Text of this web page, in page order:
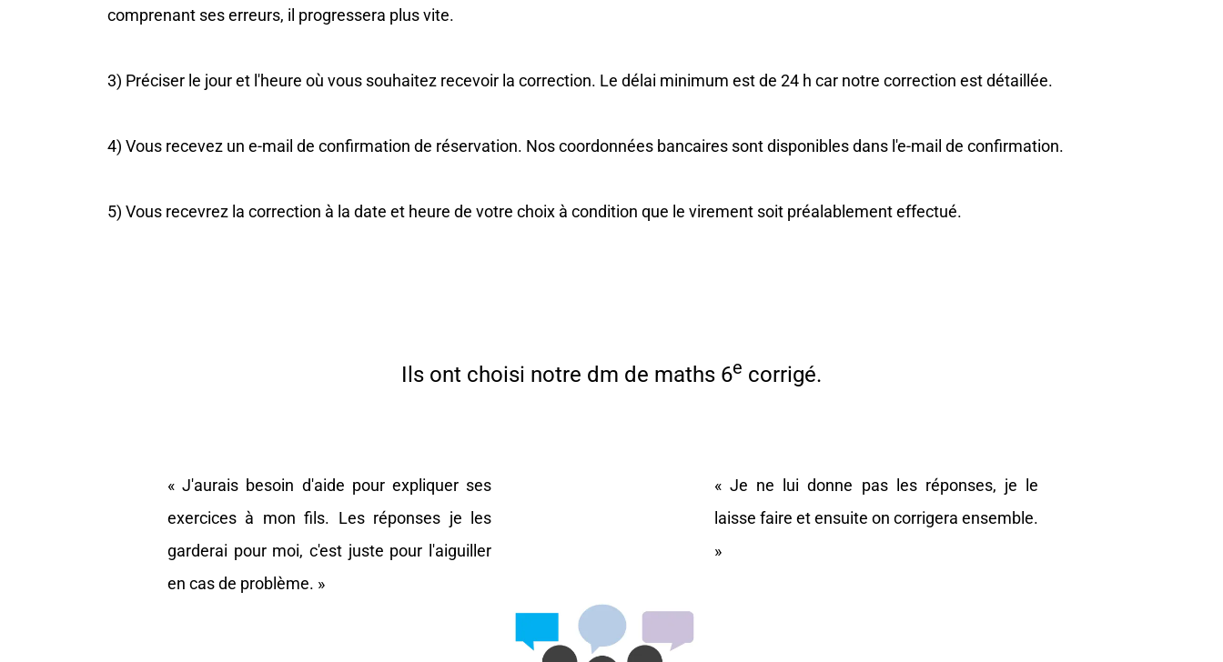
comprenant ses erreurs, il progressera plus vite.
3) Préciser le jour et l'heure où vous souhaitez recevoir la correction. Le délai minimum est de 24 h car notre correction est détaillée.
4) Vous recevez un e-mail de confirmation de réservation. Nos coordonnées bancaires sont disponibles dans l'e-mail de confirmation.
5) Vous recevrez la correction à la date et heure de votre choix à condition que le virement soit préalablement effectué.
Ils ont choisi notre dm de maths 6e corrigé.
« J'aurais besoin d'aide pour expliquer ses
exercices à mon fils. Les réponses je les
garderai pour moi, c'est juste pour l'aiguiller
en cas de problème. »
« Je ne lui donne pas les réponses, je le
laisse faire et ensuite on corrigera ensemble.
»